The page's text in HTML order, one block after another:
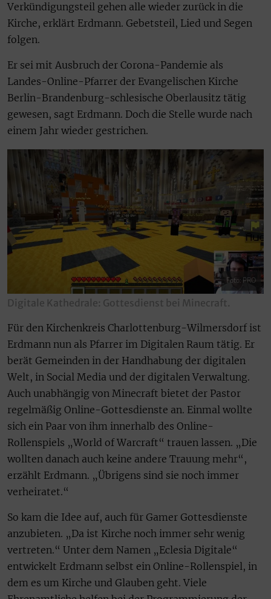
Verkündigungsteil gehen alle wieder zurück in die
Kirche, erklärt Erdmann. Gebetsteil, Lied und Segen
folgen.
Er sei mit Ausbruch der Corona-Pandemie als
Landes-Online-Pfarrer der Evangelischen Kirche
Berlin-Brandenburg-schlesische Oberlausitz tätig
gewesen, sagt Erdmann. Doch die Stelle wurde nach
einem Jahr wieder gestrichen.
Foto: PRO
Digitale Kathedrale: Gottesdienst bei Minecraft.
Für den Kirchenkreis Charlottenburg-Wilmersdorf ist
Erdmann nun als Pfarrer im Digitalen Raum tätig. Er
berät Gemeinden in der Handhabung der digitalen
Welt, in Social Media und der digitalen Verwaltung.
Auch unabhängig von Minecraft bietet der Pastor
regelmäßig Online-Gottesdienste an. Einmal wollte
sich ein Paar von ihm innerhalb des Online-
Rollenspiels „World of Warcraft“ trauen lassen. „Die
wollten danach auch keine andere Trauung mehr“,
erzählt Erdmann. „Übrigens sind sie noch immer
verheiratet.“
So kam die Idee auf, auch für Gamer Gottesdienste
anzubieten. „Da ist Kirche noch immer sehr wenig
vertreten.“ Unter dem Namen „Eclesia Digitale“
entwickelt Erdmann selbst ein Online-Rollenspiel, in
dem es um Kirche und Glauben geht. Viele